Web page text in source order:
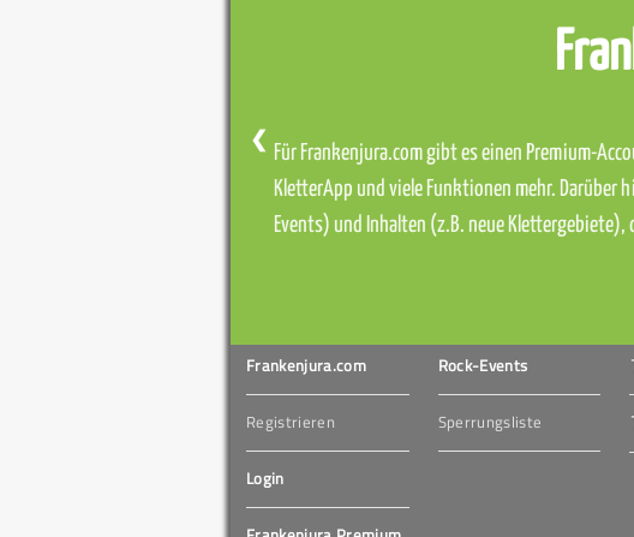
Für Frankenjura.com gibt es einen Premium-
KletterApp und viele Funktionen mehr.
Events) und Inhalten (z.B. neue
❮
Frankenjura.com
Registrieren
Login
Rock-Events
Sperrungsliste